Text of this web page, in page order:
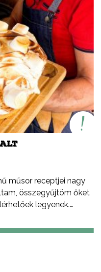
és rögös túró
túró egy igazi,
íze és állaga különbözik
ebben a
létezik. Ezúton
a Tejszív emblémára is,
Terméktanács
látod, biztos
csak és kizárólag
készült (író, savó).
műsor receptjei nagy
összegyűjtöm őket
legyenek.
mint ahogy a